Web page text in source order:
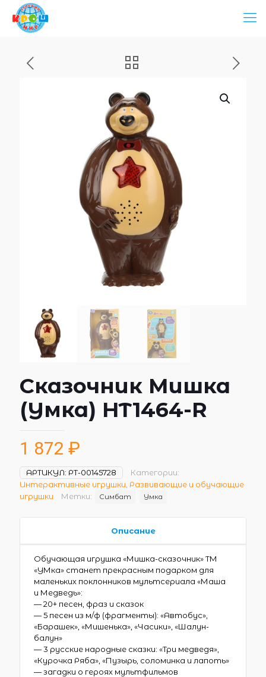
Сказочник Мишка
(Умка) HT1464-R
1 872 ₽
АРТИКУЛ: РТ-00145728
Категории:
Интерактивные игрушки Развивающие и обучающие
игрушки
Метки: Симбат Умка
Описание
Обучающая игрушка «Мишка-сказочник» ТМ
«УМка» станет прекрасным подарком для
маленьких поклонников мультсериала «Маша
и Медведь»:
— 20+ песен, фраз и сказок
— 5 песен из м/ф (фрагменты): «Автобус»,
«Барашек», «Мишенька», «Часики», «Шалун-
балун»
— 3 русские народные сказки: «Три медведя»,
«Курочка Ряба», «Пузырь, соломинка и лапоть»
— загадки о героях мультфильмов